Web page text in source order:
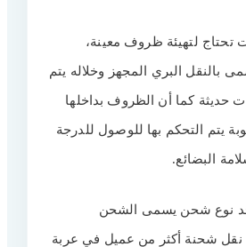
تحتاج لتهيئة ظروف معينة،
بالنقل البري المجهز وخلاله يتم
حديثة كما أن الظروف بداخلها
يتم التحكم بها للوصول للدرجة
البضائع.
نوع شحن يسمى الشحن
نقل شحنة أكثر من عميل في عربة